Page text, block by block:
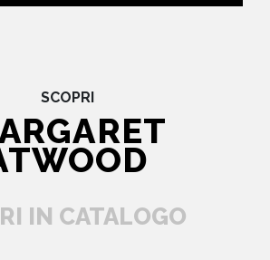
SCOPRI
IN CATALOGO